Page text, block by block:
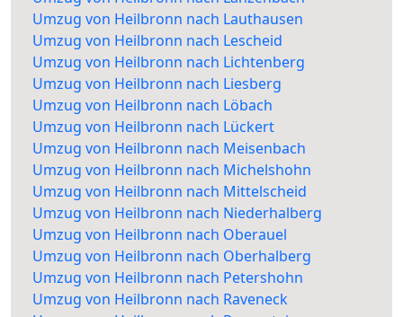
Umzug von Heilbronn nach Lauthausen
Umzug von Heilbronn nach Lescheid
Umzug von Heilbronn nach Lichtenberg
Umzug von Heilbronn nach Liesberg
Umzug von Heilbronn nach Löbach
Umzug von Heilbronn nach Lückert
Umzug von Heilbronn nach Meisenbach
Umzug von Heilbronn nach Michelshohn
Umzug von Heilbronn nach Mittelscheid
Umzug von Heilbronn nach Niederhalberg
Umzug von Heilbronn nach Oberauel
Umzug von Heilbronn nach Oberhalberg
Umzug von Heilbronn nach Petershohn
Umzug von Heilbronn nach Raveneck